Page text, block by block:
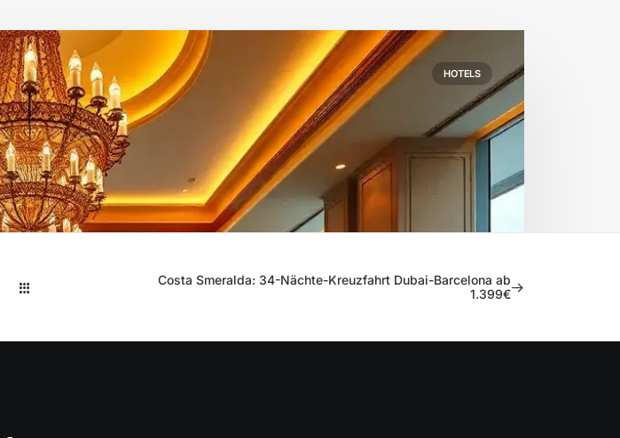
HOTELS
Costa Smeralda: 34-Nächte-Kreuzfahrt Dubai-Barcelona ab
1.399€